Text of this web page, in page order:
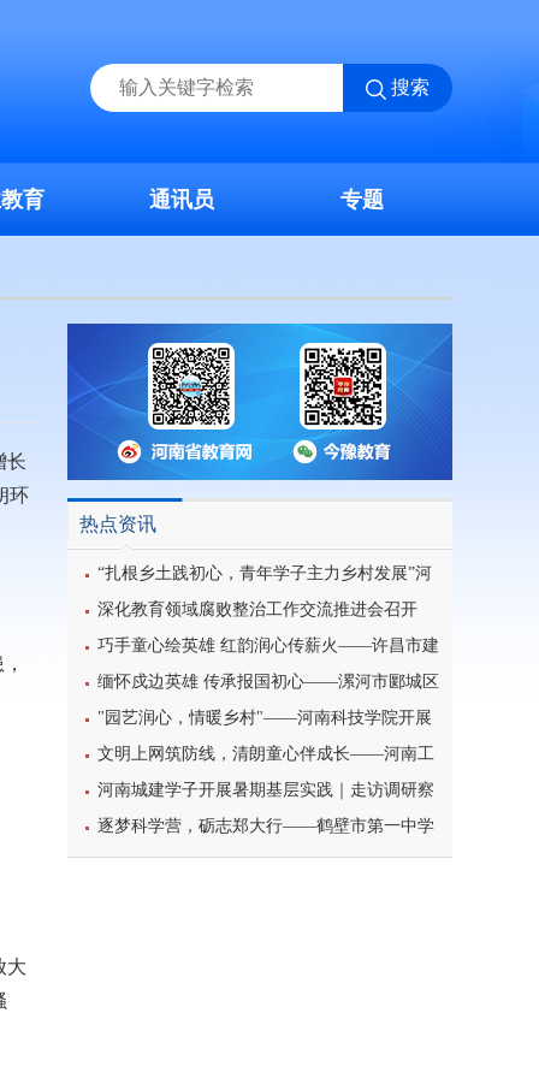
搜索
育 通讯员 专题
热点资讯
“扎根乡土践初心，青年学子主力乡村发展”河
南科技学院暑期三下乡
深化教育领域腐败整治工作交流推进会召开
巧手童心绘英雄 红韵润心传薪火——许昌市建
设路小学二年级主题活动
缅怀戍边英雄 传承报国初心——漯河市郾城区
东街小学开展八一建军节主题特色教育活动
"园艺润心，情暖乡村"——河南科技学院开展
暑期三下乡心理健康宣讲活动
文明上网筑防线，清朗童心伴成长——河南工
业大学北斗星筑梦志愿服务团队开展科普主题实
践课堂
河南城建学子开展暑期基层实践｜走访调研察
民情，反诈宣传护平安
逐梦科学营，砺志郑大行——鹤壁市第一中学
学子参加2026年郑州大学高校科学营研学之旅纪
长
环
大